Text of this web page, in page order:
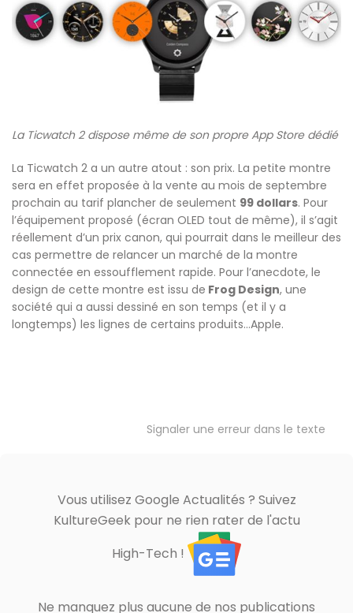
La Ticwatch 2 dispose même de son propre App Store dédié
La Ticwatch 2 a un autre atout : son prix. La petite montre
sera en effet proposée à la vente au mois de septembre
prochain au tarif plancher de seulement 99 dollars. Pour
l’équipement proposé (écran OLED tout de même), il s’agit
réellement d’un prix canon, qui pourrait dans le meilleur des
cas permettre de relancer un marché de la montre
connectée en essoufflement rapide. Pour l’anecdote, le
design de cette montre est issu de Frog Design, une
société qui a aussi dessiné en son temps (et il y a
longtemps) les lignes de certains produits…Apple.
Signaler une erreur dans le texte
Vous utilisez Google Actualités ? Suivez
KultureGeek pour ne rien rater de l'actu
High-Tech !
Ne manquez plus aucune de nos publications